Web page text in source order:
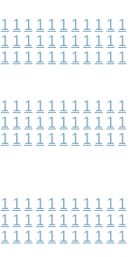
1 1 1 1 1 1 1 1 1 1 1
1 1 1 1 1 1 1 1 1 1 1
1 1 1 1 1 1 1 1 1 1 1
1 1 1 1 1 1 1 1 1 1 1
1 1 1 1 1 1 1 1 1 1 1
1 1 1 1 1 1 1 1 1 1 1
1 1 1 1 1 1 1 1 1 1 1
1 1 1 1 1 1 1 1 1 1 1
1 1 1 1 1 1 1 1 1 1 1